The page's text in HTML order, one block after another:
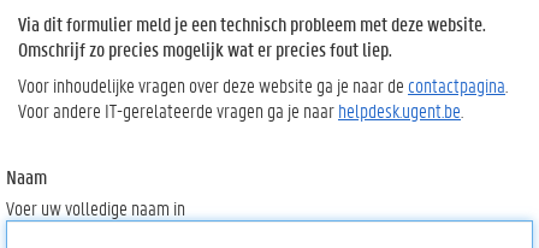
Via dit formulier meld je een technisch probleem met deze website.
Omschrijf zo precies mogelijk wat er precies fout liep.
Voor inhoudelijke vragen over deze website ga je naar de contactpagina
Voor andere IT-gerelateerde vragen ga je naarhelpdesk.ugent.be
Naam
Voer uw volledige naam in